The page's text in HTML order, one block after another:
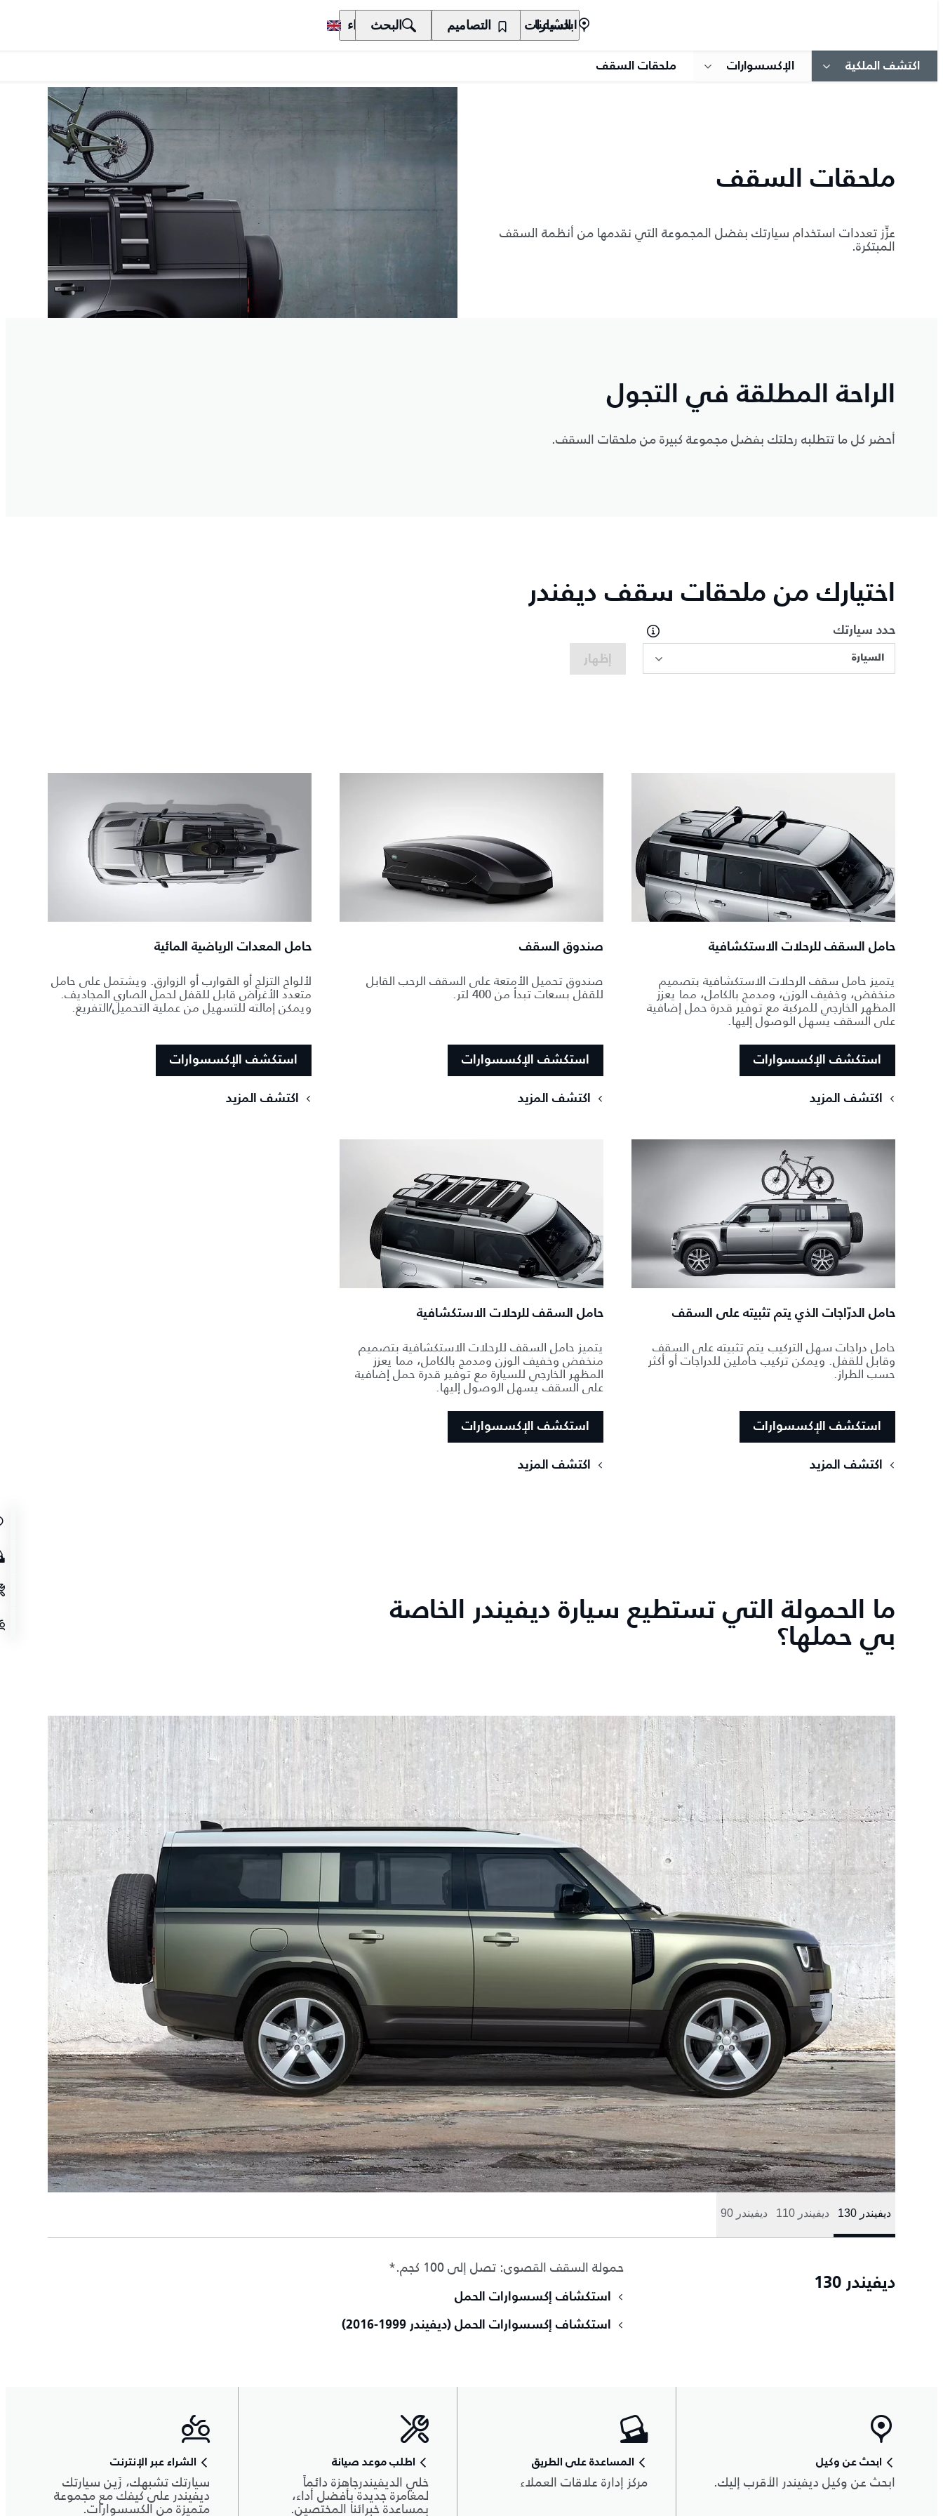
السيارات المالكون الاكتشاف الشراء ابحث عنا التصاميم البحث
اكتشف الملكية الإكسسوارات ملحقات السقف
ملحقات السقف
عزِّز تعددات استخدام سيارتك بفضل المجموعة التي نقدمها من أنظمة السقف
المبتكرة.
الراحة المطلقة في التجول
أحضر كل ما تتطلبه رحلتك بفضل مجموعة كبيرة من ملحقات السقف.
اختيارك من ملحقات سقف ديفندر
حدد سيارتك
السيارة إظهار
حامل السقف للرحلات الاستكشافية
يتميز حامل سقف الرحلات الاستكشافية بتصميم
منخفض، وخفيف الوزن، ومدمج بالكامل، مما يعزز
المظهر الخارجي للمركبة مع توفير قدرة حمل إضافية
على السقف يسهل الوصول إليها.
استكشف الإكسسوارات
اكتشف المزيد
صندوق السقف
صندوق تحميل الأمتعة على السقف الرحب القابل
للقفل بسعات تبدأ من 400 لتر.
استكشف الإكسسوارات
اكتشف المزيد
حامل المعدات الرياضية المائية
لألواح التزلج أو القوارب أو الزوارق. ويشتمل على حامل
متعدد الأغراض قابل للقفل لحمل الصاري المجاديف.
ويمكن إمالته للتسهيل من عملية التحميل/التفريغ.
استكشف الإكسسوارات
اكتشف المزيد
حامل الدرّاجات الذي يتم تثبيته على السقف
حامل دراجات سهل التركيب يتم تثبيته على السقف
وقابل للقفل. ويمكن تركيب حاملين للدراجات أو أكثر
حسب الطراز.
استكشف الإكسسوارات
اكتشف المزيد
حامل السقف للرحلات الاستكشافية
يتميز حامل السقف للرحلات الاستكشافية بتصميم
منخفض وخفيف الوزن ومدمج بالكامل، مما يعزز
المظهر الخارجي للسيارة مع توفير قدرة حمل إضافية
على السقف يسهل الوصول إليها.
استكشف الإكسسوارات
اكتشف المزيد
ما الحمولة التي تستطيع سيارة ديفيندر الخاصة
بي حملها؟
ديفيندر 130 ديفيندر 110 ديفيندر 90
ديفيندر 130
حمولة السقف القصوى: تصل إلى 100 كجم.*
استكشاف إكسسوارات الحمل
استكشاف إكسسوارات الحمل (ديفيندر 1999-2016)
ابحث عن وكيل
ابحث عن وكيل ديفيندر الأقرب إليك.
المساعدة على الطريق
مركز إدارة علاقات العملاء
اطلب موعد صيانة
خلي الديفيندرجاهزة دائماً
لمغامرة جديدة بأفضل أداء،
بمساعدة خبرائنا المختصين.
الشراء عبر الإنترنت
سيارتك تشبهك، زَين سيارتك
ديفيندر على كيفك مع مجموعة
متميزة من الكسسوارات.